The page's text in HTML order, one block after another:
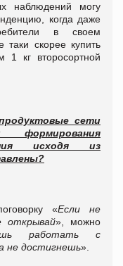
наблюдений могу
когда даже
в своем
таки скорее купить
1 кг второсортной
сети
формирования
исходя из
«Если не
открывай», можно
работать с
не достигнешь».